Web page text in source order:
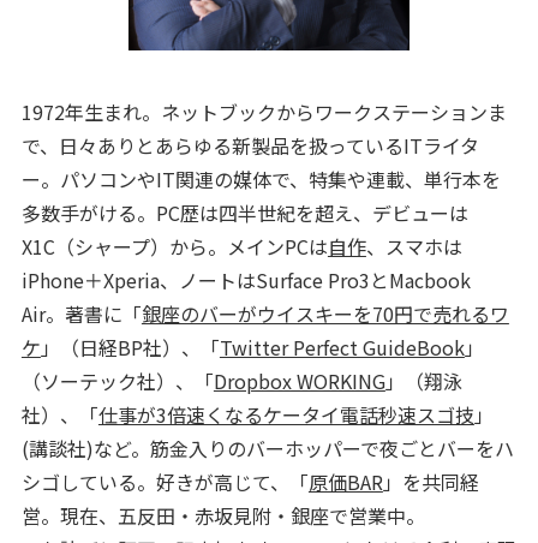
1972年生まれ。ネットブックからワークステーションま
で、日々ありとあらゆる新製品を扱っているITライタ
ー。パソコンやIT関連の媒体で、特集や連載、単行本を
多数手がける。PC歴は四半世紀を超え、デビューは
X1C（シャープ）から。メインPCは自作、スマホは
iPhone＋Xperia、ノートはSurface Pro3とMacbook
Air。著書に「銀座のバーがウイスキーを70円で売れるワ
ケ 」（日経BP社）、「Twitter Perfect GuideBook」
（ソーテック社）、「Dropbox WORKING」（翔泳
社）、「仕事が3倍速くなるケータイ電話秒速スゴ技 」
(講談社)など。筋金入りのバーホッパーで夜ごとバーをハ
シゴしている。好きが高じて、「原価BAR」を共同経
営。現在、五反田・赤坂見附・銀座で営業中。